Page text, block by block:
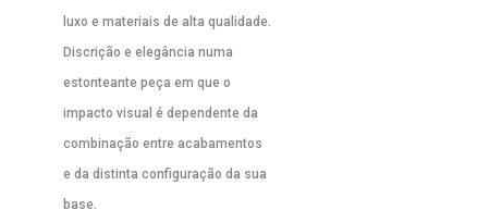
luxo e materiais de alta qualidade.
Discrição e elegância numa
estonteante peça em que o
impacto visual é dependente da
combinação entre acabamentos
e da distinta configuração da sua
base.